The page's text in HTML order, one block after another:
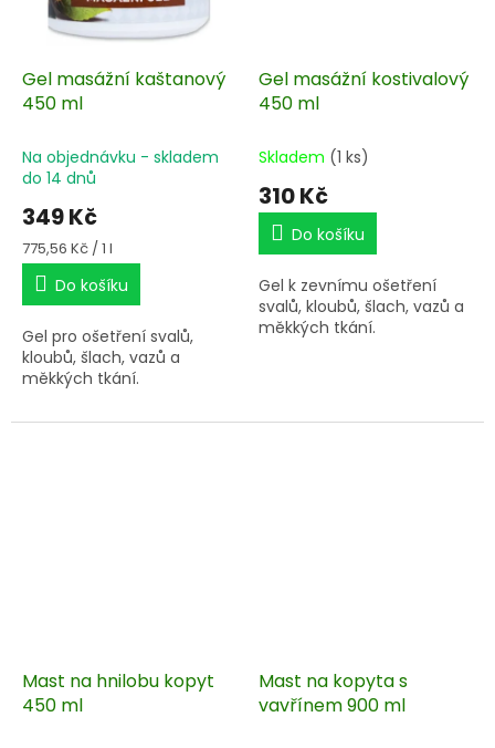
Gel masážní kaštanový
450 ml
Na objednávku - skladem
do 14 dnů
349 Kč
Měrná
cena:
775,56 Kč / 1 l
Do košíku
Gel pro ošetření svalů,
kloubů, šlach, vazů a
měkkých tkání.
Gel masážní kostivalový
450 ml
Skladem (1 ks)
310 Kč
Do košíku
Gel k zevnímu ošetření
svalů, kloubů, šlach, vazů a
měkkých tkání.
Mast na hnilobu kopyt
450 ml
Mast na kopyta s
vavřínem 900 ml